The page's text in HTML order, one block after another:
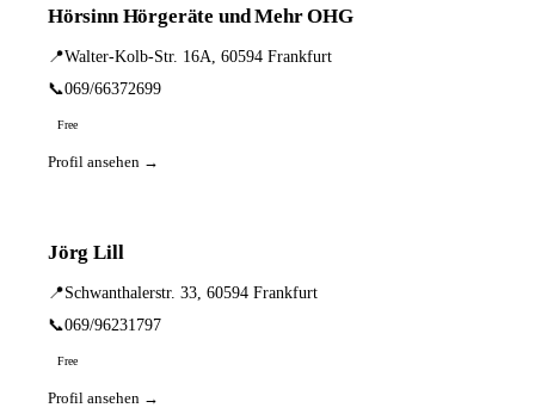
Hörsinn Hörgeräte und Mehr OHG
📍Walter-Kolb-Str. 16A, 60594 Frankfurt
📞069/66372699
Free
Profil ansehen →
Jörg Lill
📍Schwanthalerstr. 33, 60594 Frankfurt
📞069/96231797
Free
Profil ansehen →